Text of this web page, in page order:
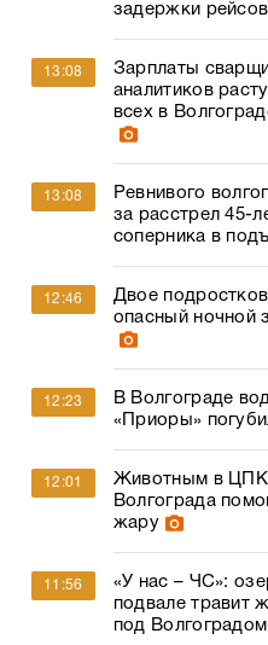
задержки рейсов
13:08
Зарплаты
аналитиков
всех в
13:08
Ревнивого
за расстрел 45-
соперника в
12:46
Двое
опасный ночной
12:23
В Волгограде
«Приоры»
12:01
Животным в
Волгограда
жару
11:56
«У нас – ЧС»:
подвале травит
под Волгоградом